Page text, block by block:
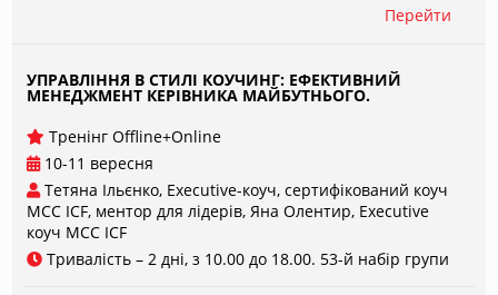
Перейти
УПРАВЛІННЯ В СТИЛІ КОУЧИНГ: ЕФЕКТИВНИЙ
МЕНЕДЖМЕНТ КЕРІВНИКА МАЙБУТНЬОГО.
Тренінг Offline+Online
10-11 вересня
Тетяна Ільєнко, Executive-коуч, сертифікований коуч
МСС ICF, ментор для лідерів Яна Олентир, Executive
коуч МСС ICF
Тривалість – 2 дні, з 10.00 до 18.00. 53-й набір групи